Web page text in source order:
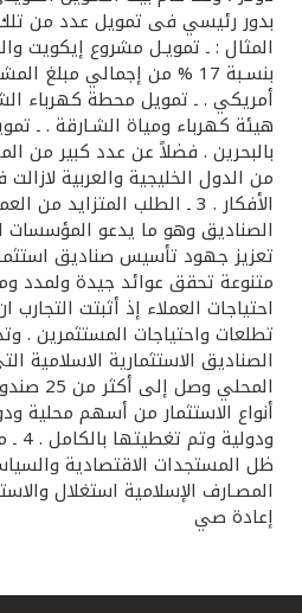
بدور رئيسي فى تمويل عدد من
المثال : ـ تمويـل مشروع إيكويت
أمريكي . ـ تمويل محطة كهرباء
هيئة كهرباء ومياة الشـارقة . ـ
بالبحرين . فضلاً عن عدد كبير من
من الدول الخليجية والعربية
الأفكار . 3 ـ الطلب المتزايد
الصناديق وهو ما يدعو المؤسسات
تعزيز جهود تأسيس صناديق
متنوعة تحقق عوائد جيدة ولمدد
احتياجات العملاء إذ أثبتت
تطلعات واحتياجات المستثمرين .
الصناديق الاستثمارية
أنواع الاستثمار من أسهم محلية
ظل المستجدات الاقتصادية
المصـارف الإسلامية استغلال
إعادة صي